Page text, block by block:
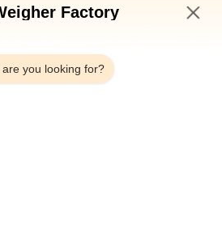
Factory
you looking for?